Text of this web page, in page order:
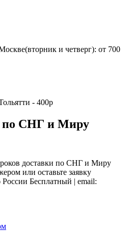
и четверг): от 700
- 400р
по СНГ и Миру
доставки по СНГ и Миру
или оставьте заявку
Бесплатный | email: